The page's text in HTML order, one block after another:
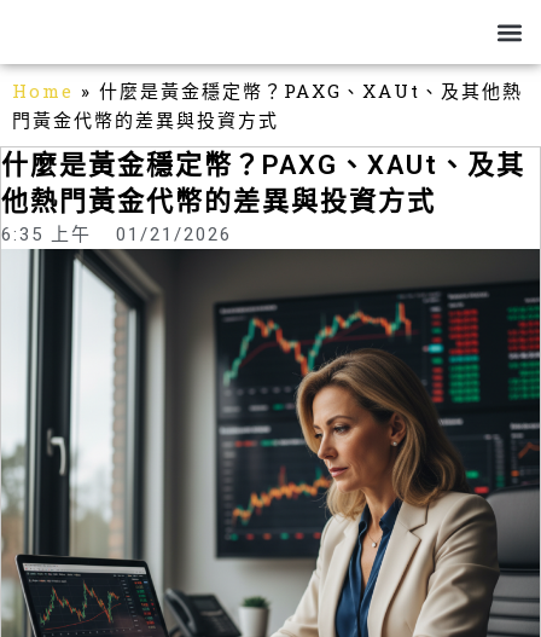
主
要
內
容
Home » 什麼是黃金穩定幣？PAXG、XAUt、及其他熱
門黃金代幣的差異與投資方式
什麼是黃金穩定幣？PAXG、XAUt、及其
他熱門黃金代幣的差異與投資方式
6:35 上午 01/21/2026